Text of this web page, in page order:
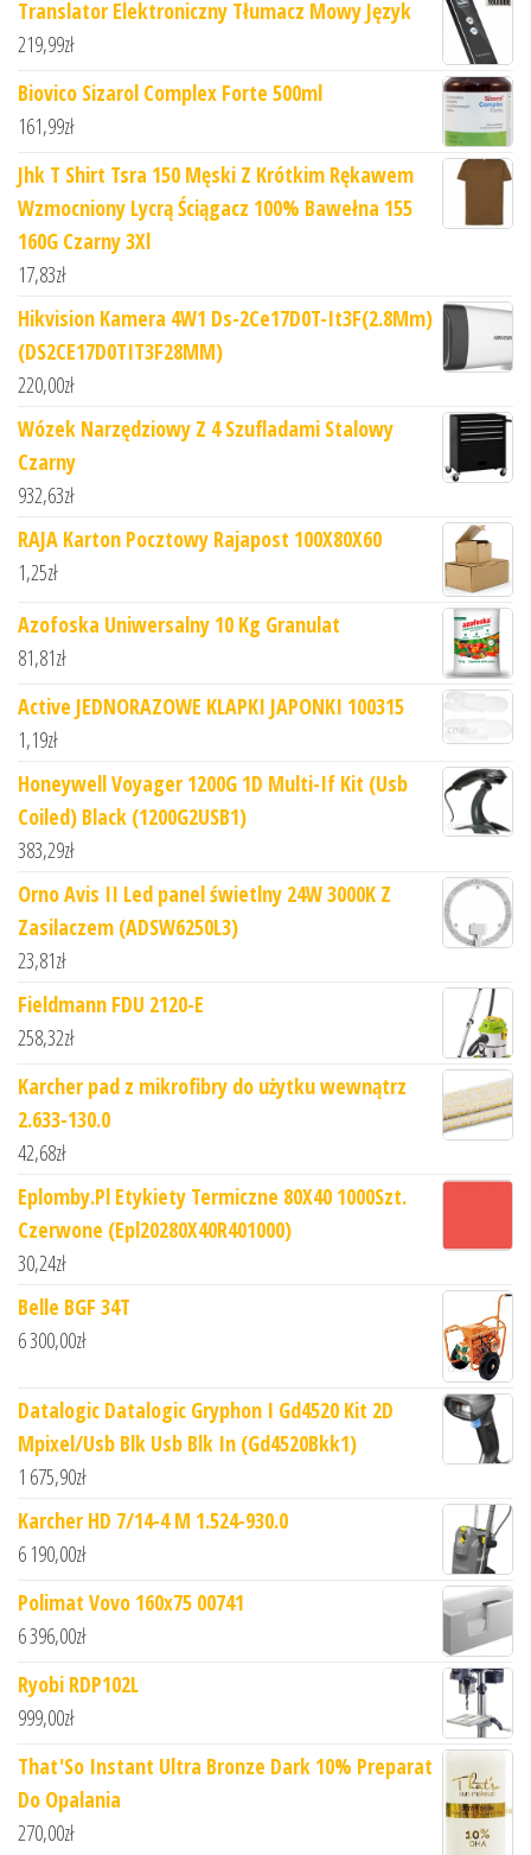
Translator Elektroniczny Tłumacz Mowy Język
219,99zł
Biovico Sizarol Complex Forte 500ml
161,99zł
Jhk T Shirt Tsra 150 Męski Z Krótkim Rękawem
Wzmocniony Lycrą Ściągacz 100% Bawełna 155
160G Czarny 3Xl
17,83zł
Hikvision Kamera 4W1 Ds-2Ce17D0T-It3F(2.8Mm)
(DS2CE17D0TIT3F28MM)
220,00zł
Wózek Narzędziowy Z 4 Szufladami Stalowy
Czarny
932,63zł
RAJA Karton Pocztowy Rajapost 100X80X60
1,25zł
Azofoska Uniwersalny 10 Kg Granulat
81,81zł
Active JEDNORAZOWE KLAPKI JAPONKI 100315
1,19zł
Honeywell Voyager 1200G 1D Multi-If Kit (Usb
Coiled) Black (1200G2USB1)
383,29zł
Orno Avis II Led panel świetlny 24W 3000K Z
Zasilaczem (ADSW6250L3)
23,81zł
Fieldmann FDU 2120-E
258,32zł
Karcher pad z mikrofibry do użytku wewnątrz
2.633-130.0
42,68zł
Eplomby.Pl Etykiety Termiczne 80X40 1000Szt.
Czerwone (Epl20280X40R401000)
30,24zł
Belle BGF 34T
6 300,00zł
Datalogic Datalogic Gryphon I Gd4520 Kit 2D
Mpixel/Usb Blk Usb Blk In (Gd4520Bkk1)
1 675,90zł
Karcher HD 7/14-4 M 1.524-930.0
6 190,00zł
Polimat Vovo 160x75 00741
6 396,00zł
Ryobi RDP102L
999,00zł
That'So Instant Ultra Bronze Dark 10% Preparat
Do Opalania
270,00zł